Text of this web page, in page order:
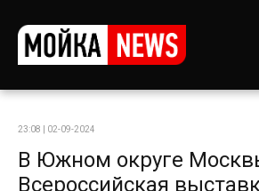
23:08 | 02-09-2024
В Южном округе
Всероссийская